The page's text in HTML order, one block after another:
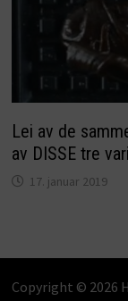
Lei av de
av DISSE tre
17. januar 2019
Copyright © 2026